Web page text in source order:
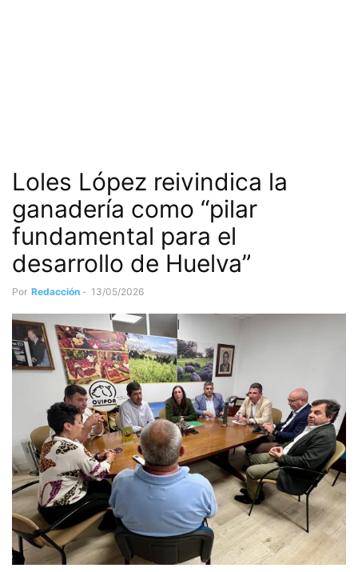
Loles López reivindica la
ganadería como “pilar
fundamental para el
desarrollo de Huelva”
Por Redacción - 13/05/2026